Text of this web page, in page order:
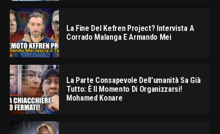
La Fine Del Kefren Project? Intervista A
Corrado Malanga E Armando Mei
La Parte Consapevole Dell’umanità Sa Già
Tutto: È Il Momento Di Organizzarsi!
Mohamed Konare